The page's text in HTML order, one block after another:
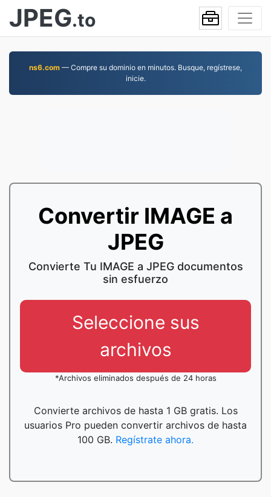
JPEG.to
ns6.com — Compre su dominio en minutos. Busque, regístrese,
inicie.
Convertir IMAGE a
JPEG
Convierte Tu IMAGE a JPEG documentos
sin esfuerzo
Seleccione sus
archivos
*Archivos eliminados después de 24 horas
Convierte archivos de hasta 1 GB gratis. Los
usuarios Pro pueden convertir archivos de hasta
100 GB. Regístrate ahora.